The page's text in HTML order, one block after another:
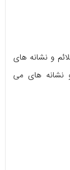
و نشانه های
نشانه های می